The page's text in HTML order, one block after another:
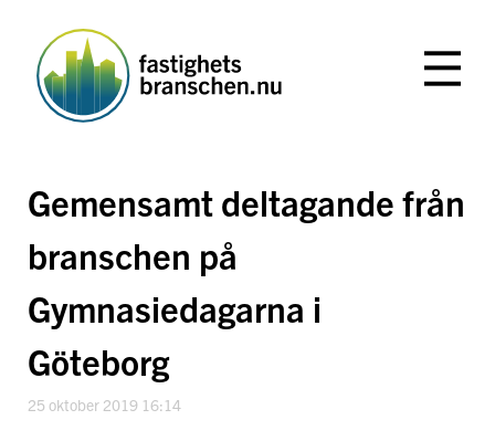
innehåll
Gemensamt deltagande från
branschen på
Gymnasiedagarna i
Göteborg
25 oktober 2019 16:14